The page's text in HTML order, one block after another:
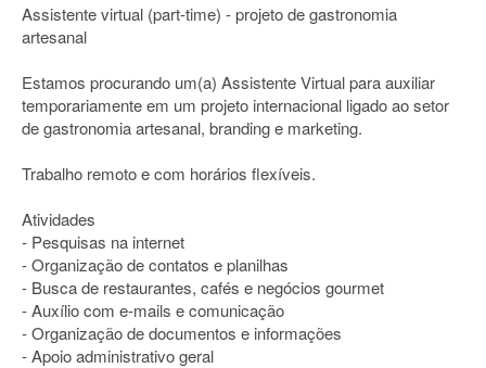
Assistente virtual (part-time) - projeto de gastronomia
artesanal
Estamos procurando um(a) Assistente Virtual para auxiliar
temporariamente em um projeto internacional ligado ao setor
de gastronomia artesanal, branding e marketing.
Trabalho remoto e com horários flexíveis.
Atividades
- Pesquisas na internet
- Organização de contatos e planilhas
- Busca de restaurantes, cafés e negócios gourmet
- Auxílio com e-mails e comunicação
- Organização de documentos e informações
- Apoio administrativo geral